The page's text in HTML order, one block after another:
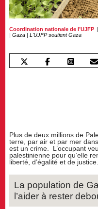
Coordination nationale de l’UJFP
|Gaza |L'UJFP soutient Gaza
Plus de deux millions de
terre, par air et par mer
est un crime. L’occupant
palestinienne pour qu’elle
liberté, d’égalité et de justice.
La population de
l’aider à rester